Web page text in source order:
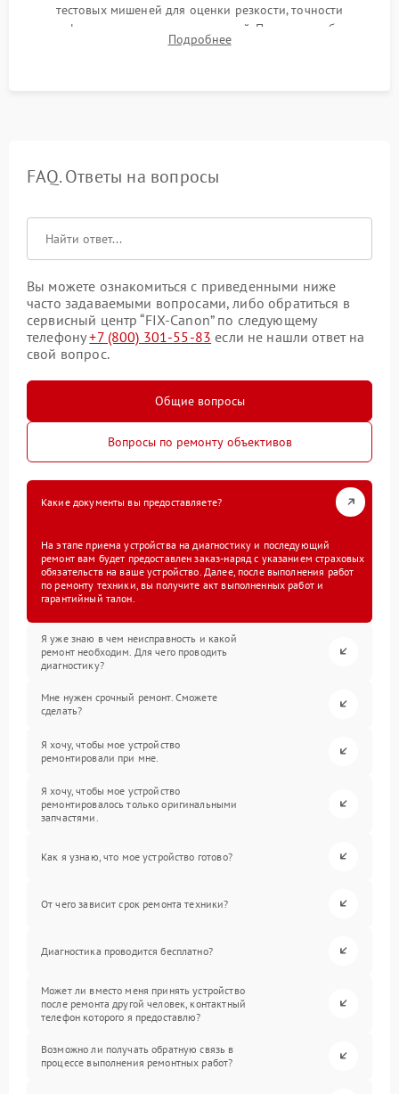
тестовых мишеней для оценки резкости, точности
автофокуса и отсутствия искажений. Проверка работы
диафрагмы на закрытых значениях и тестирование
Подробнее
FAQ. Ответы на вопросы
Вы можете ознакомиться с приведенными ниже
часто задаваемыми вопросами, либо обратиться в
сервисный центр “FIX-Canon” по следующему
телефону+7 (800) 301-55-83 если не нашли ответ на
свой вопрос.
Общие вопросы
Вопросы по ремонту объективов
Какие документы вы предоставляете?
На этапе приема устройства на диагностику и последующий
ремонт вам будет предоставлен заказ-наряд с указанием страховых
обязательств на ваше устройство. Далее, после выполнения работ
по ремонту техники, вы получите акт выполненных работ и
гарантийный талон.
Я уже знаю в чем неисправность и какой
ремонт необходим. Для чего проводить
диагностику?
Мне нужен срочный ремонт. Сможете
сделать?
Я хочу, чтобы мое устройство
ремонтировали при мне.
Я хочу, чтобы мое устройство
ремонтировалось только оригинальными
запчастями.
Как я узнаю, что мое устройство готово?
От чего зависит срок ремонта техники?
Диагностика проводится бесплатно?
Может ли вместо меня принять устройство
после ремонта другой человек, контактный
телефон которого я предоставлю?
Возможно ли получать обратную связь в
процессе выполнения ремонтных работ?